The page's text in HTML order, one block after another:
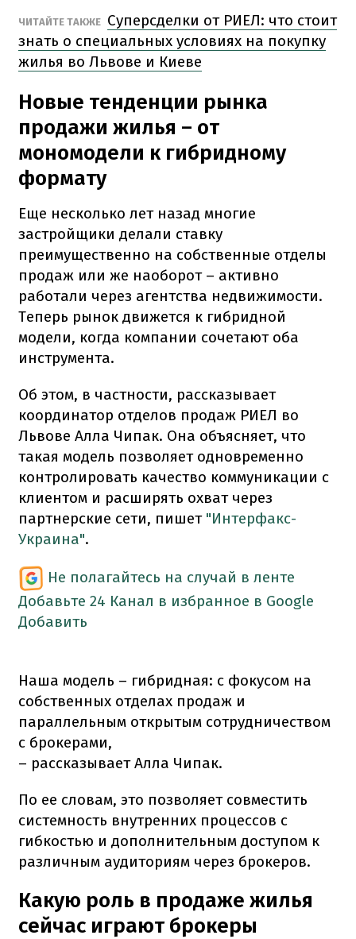
ЧИТАЙТЕ ТАКЖЕ Суперсделки от РИЕЛ: что стоит
знать о специальных условиях на покупку
жилья во Львове и Киеве
Новые тенденции рынка
продажи жилья – от
мономодели к гибридному
формату
Еще несколько лет назад многие
застройщики делали ставку
преимущественно на собственные отделы
продаж или же наоборот – активно
работали через агентства недвижимости.
Теперь рынок движется к гибридной
модели, когда компании сочетают оба
инструмента.
Об этом, в частности, рассказывает
координатор отделов продаж РИЕЛ во
Львове Алла Чипак. Она объясняет, что
такая модель позволяет одновременно
контролировать качество коммуникации с
клиентом и расширять охват через
партнерские сети, пишет "Интерфакс-
Украина".
Не полагайтесь на случай в ленте
Добавьте 24 Канал в избранное в Google
Добавить
Наша модель – гибридная: с фокусом на
собственных отделах продаж и
параллельным открытым сотрудничеством
с брокерами,
– рассказывает Алла Чипак.
По ее словам, это позволяет совместить
системность внутренних процессов с
гибкостью и дополнительным доступом к
различным аудиториям через брокеров.
Какую роль в продаже жилья
сейчас играют брокеры